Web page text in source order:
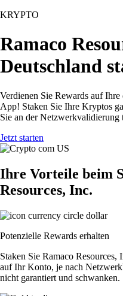
KRYPTO
Ramaco
Deutschland
Verdienen Sie Rewards auf
App! Staken Sie Ihre Kryptos
Sie an der Netzwerkvalidierung
Jetzt starten
Ihre Vorteile beim
Resources, Inc.
Potenzielle Rewards erhalten
Staken Sie Ramaco
auf Ihr Konto, je nach
nicht garantiert und schwanken.